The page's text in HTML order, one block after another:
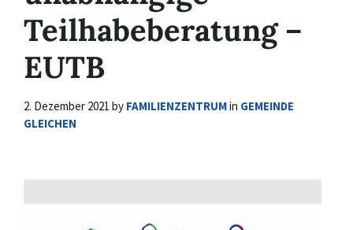
Teilhabeberatung –
EUTB
2. Dezember 2021 by FAMILIENZENTRUMin GEMEINDE
GLEICHEN